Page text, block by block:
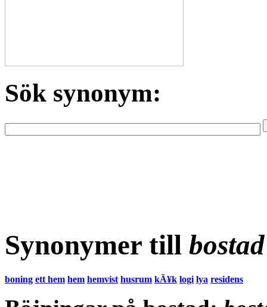
Sök synonym:
Synonymer till bostad
boning ett hem hem hemvist husrum kÃ¥k logi lya residens